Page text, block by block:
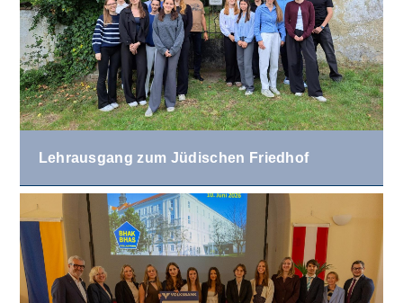
Lehrausgang zum Jüdischen Friedhof